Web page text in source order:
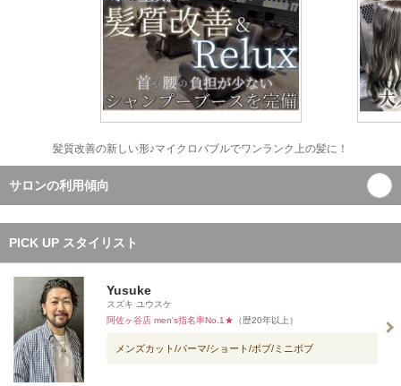
髪質改善の新しい形♪マイクロバブルでワンランク上の髪に！
サロンの利用傾向
PICK UP スタイリスト
Yusuke
スズキ ユウスケ
阿佐ヶ谷店 men's指名率No.1★ （歴20年以上）
メンズカット/パーマ/ショート/ボブ/ミニボブ